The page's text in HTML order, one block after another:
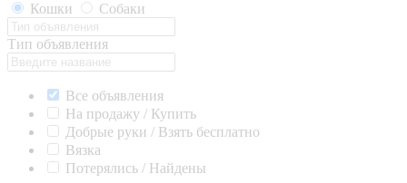
Кошки
Собаки
Тип объявления
Все объявления
На продажу / Купить
Добрые руки / Взять бесплатно
Вязка
Потерялись / Найдены